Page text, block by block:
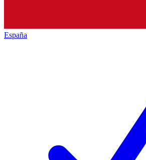
España